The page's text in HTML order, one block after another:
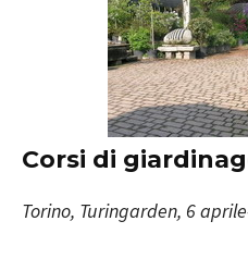
Corsi di
Torino, Turingarden, 6